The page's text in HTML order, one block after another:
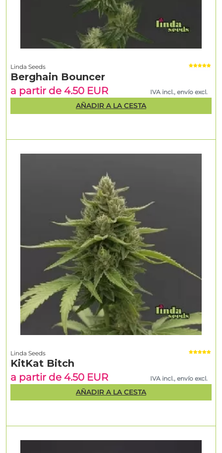
Linda Seeds
KitKat Bitch
a partir de 4.50 EUR
IVA incl., envío excl.
AÑADIR A LA CESTA
Linda Seeds
Berghain Bouncer
a partir de 4.50 EUR
IVA incl., envío excl.
AÑADIR A LA CESTA